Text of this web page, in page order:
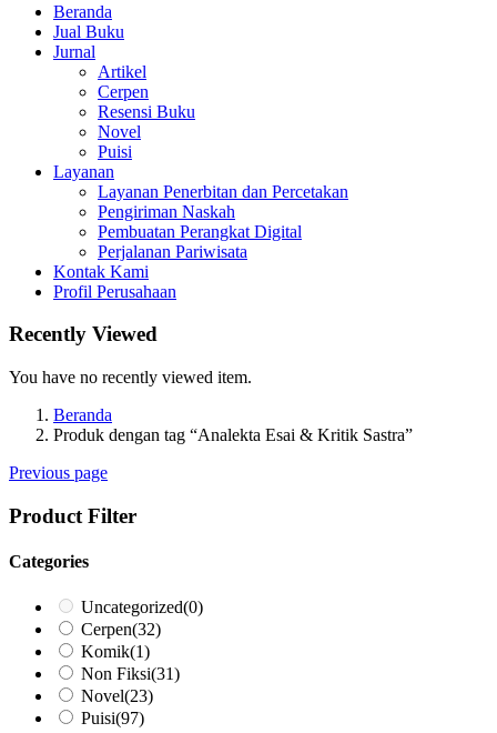
Beranda
Jual Buku
Jurnal
Artikel
Cerpen
Resensi Buku
Novel
Puisi
Layanan
Layanan Penerbitan dan Percetakan
Pengiriman Naskah
Pembuatan Perangkat Digital
Perjalanan Pariwisata
Kontak Kami
Profil Perusahaan
Recently Viewed
You have no recently viewed item.
Beranda
Produk dengan tag “Analekta Esai & Kritik Sastra”
Previous page
Product Filter
Categories
Uncategorized(0)
Cerpen(32)
Komik(1)
Non Fiksi(31)
Novel(23)
Puisi(97)